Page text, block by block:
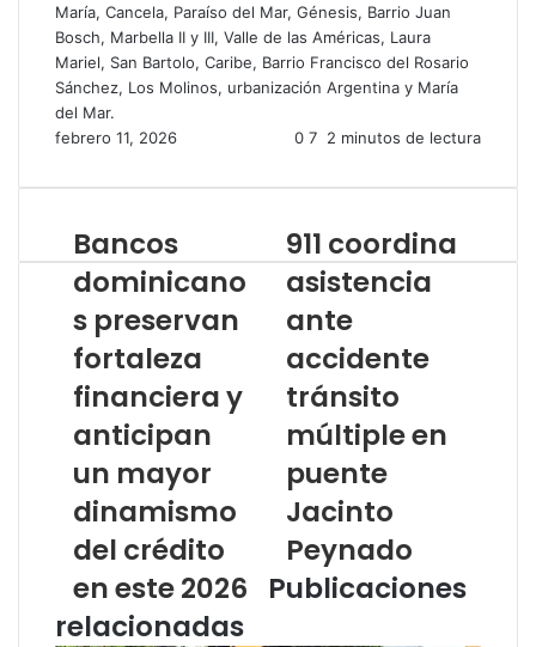
María, Cancela, Paraíso del Mar, Génesis, Barrio Juan
Bosch, Marbella II y III, Valle de las Américas, Laura
Mariel, San Bartolo, Caribe, Barrio Francisco del Rosario
Sánchez, Los Molinos, urbanización Argentina y María
del Mar.
febrero 11, 2026
0 7 2 minutos de lectura
Bancos
dominicano
s preservan
fortaleza
financiera y
anticipan
un mayor
dinamismo
del crédito
en este 2026
911 coordina
asistencia
ante
accidente
tránsito
múltiple en
puente
Jacinto
Peynado
Publicaciones
relacionadas